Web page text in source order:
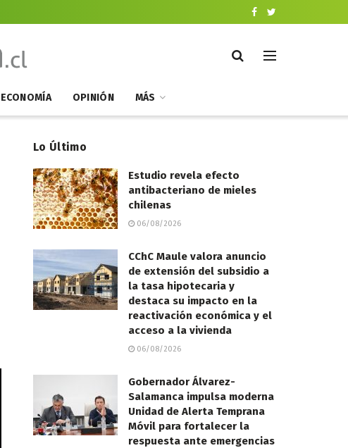
ECONOMÍA OPINIÓN MÁS
Lo Último
Estudio revela efecto
antibacteriano de mieles
chilenas
06/08/2026
CChC Maule valora anuncio
de extensión del subsidio a
la tasa hipotecaria y
destaca su impacto en la
reactivación económica y el
acceso a la vivienda
06/08/2026
Gobernador Álvarez-
Salamanca impulsa moderna
Unidad de Alerta Temprana
Móvil para fortalecer la
respuesta ante emergencias